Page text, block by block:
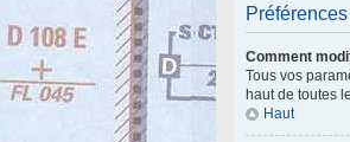
Comment
Tous vos
haut de toutes
Haut